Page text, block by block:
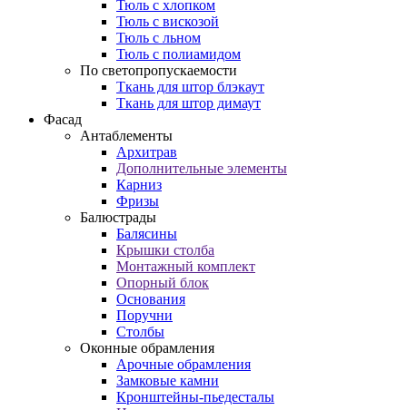
Тюль с хлопком
Тюль с вискозой
Тюль с льном
Тюль с полиамидом
По светопропускаемости
Ткань для штор блэкаут
Ткань для штор димаут
Фасад
Антаблементы
Архитрав
Дополнительные элементы
Карниз
Фризы
Балюстрады
Балясины
Крышки столба
Монтажный комплект
Опорный блок
Основания
Поручни
Столбы
Оконные обрамления
Арочные обрамления
Замковые камни
Кронштейны-пьедесталы